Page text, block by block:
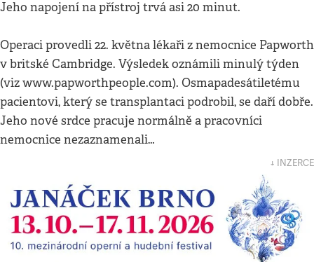
Jeho napojení na přístroj trvá asi 20 minut.
Operaci provedli 22. května lékaři z nemocnice Papworth
v britské Cambridge. Výsledek oznámili minulý týden
(viz www.papworthpeople.com). Osmapadesátiletému
pacientovi, který se transplantaci podrobil, se daří dobře.
Jeho nové srdce pracuje normálně a pracovníci
nemocnice nezaznamenali…
↓ INZERCE